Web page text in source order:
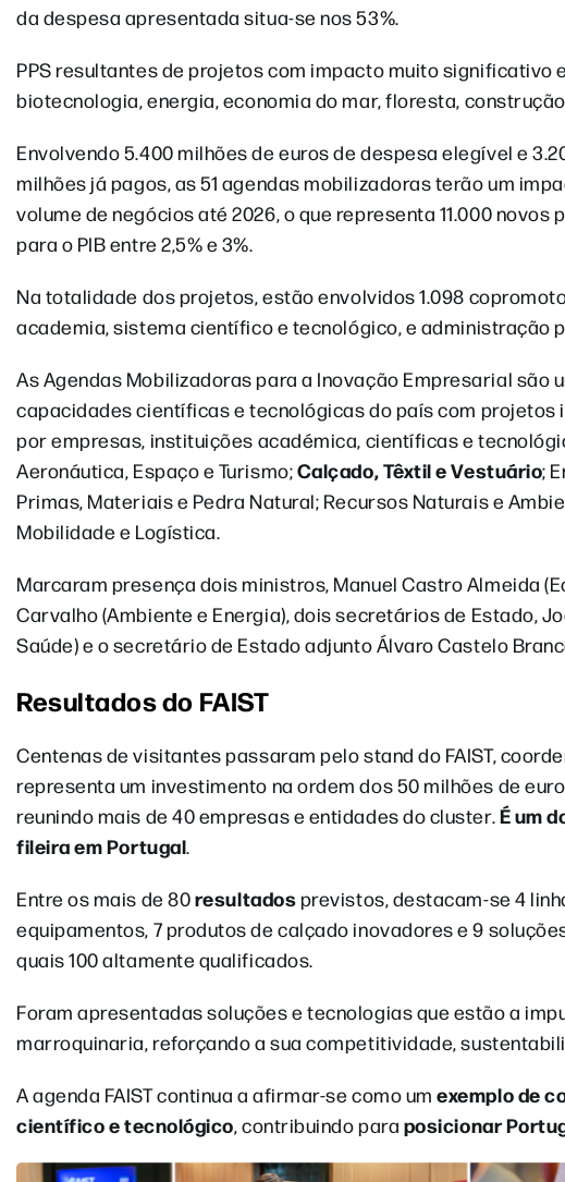
da despesa apresentada situa-se nos 53%.
PPS resultantes de projetos com impacto muito
biotecnologia, energia, economia do mar, floresta,
Envolvendo 5.400 milhões de euros de despesa elegível e
milhões já pagos, as 51 agendas mobilizadoras terão um
volume de negócios até 2026, o que representa 11.000
para o PIB entre 2,5% e 3%.
Na totalidade dos projetos, estão envolvidos 1.098
academia, sistema científico e tecnológico, e administração
As Agendas Mobilizadoras para a Inovação Empresarial são
capacidades científicas e tecnológicas do país com
por empresas, instituições académica, científicas e
Aeronáutica, Espaço e Turismo;Calçado, Têxtil e Vestuário;
Primas, Materiais e Pedra Natural; Recursos Naturais e
Mobilidade e Logística.
Marcaram presença dois ministros, Manuel Castro Almeida
Carvalho (Ambiente e Energia), dois secretários de Estado,
Saúde) e o secretário de Estado adjunto Álvaro Castelo
Resultados do FAIST
Centenas de visitantes passaram pelo stand do FAIST,
representa um investimento na ordem dos 50 milhões de
reunindo mais de 40 empresas e entidades do cluster.É um
fileira em Portugal.
Entre os mais de 80resultadosprevistos, destacam-se 4
equipamentos, 7 produtos de calçado inovadores e 9
quais 100 altamente qualificados.
Foram apresentadas soluções e tecnologias que estão a
marroquinaria, reforçando a sua competitividade,
A agenda FAIST continua a afirmar-se como umexemplo de
científico e tecnológico, contribuindo para posicionar